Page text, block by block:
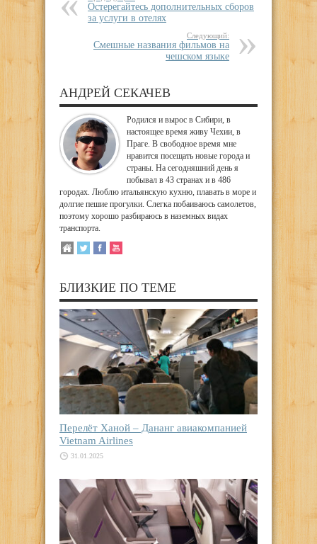
Остерегайтесь дополнительных сборов
за услуги в отелях
Следующий:
Смешные названия фильмов на
чешском языке
АНДРЕЙ СЕКАЧЕВ
Родился и вырос в Сибири, в
настоящее время живу Чехии, в
Праге. В свободное время мне
нравится посещать новые города и
страны. На сегодняшний день я
побывал в 43 странах и в 486
городах. Люблю итальянскую кухню, плавать в море и
долгие пешие прогулки. Слегка побаиваюсь самолетов,
поэтому хорошо разбираюсь в наземных видах
транспорта.
БЛИЗКИЕ ПО ТЕМЕ
Перелёт Ханой – Дананг авиакомпанией
Vietnam Airlines
31.01.2025